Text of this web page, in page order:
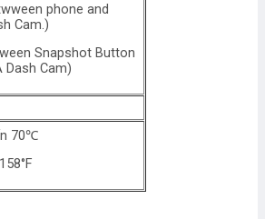
phone and
Cam.)
Snapshot Button
Dash Cam)
70℃